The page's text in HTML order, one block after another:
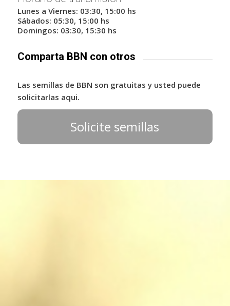
Lunes a Viernes: 03:30, 15:00 hs
Sábados: 05:30, 15:00 hs
Domingos: 03:30, 15:30 hs
Comparta BBN con otros
Las semillas de BBN son gratuitas y usted puede
solicitarlas aqui.
Solicite semillas